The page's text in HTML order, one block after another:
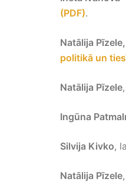
(PDF).
Natālija
politikā un
Natālija Pīzele,
Ingūna
Silvija Kivko,
Natālija Pīzele